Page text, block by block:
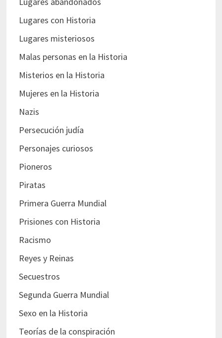
Lugares con Historia
Lugares misteriosos
Malas personas en la Historia
Misterios en la Historia
Mujeres en la Historia
Nazis
Persecución judía
Personajes curiosos
Pioneros
Piratas
Primera Guerra Mundial
Prisiones con Historia
Racismo
Reyes y Reinas
Secuestros
Segunda Guerra Mundial
Sexo en la Historia
Teorías de la conspiración